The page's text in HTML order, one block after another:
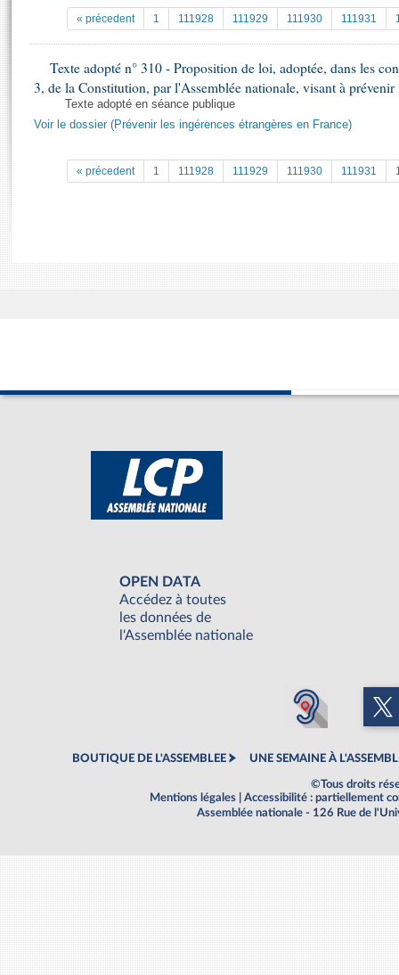
Documents parlementaires
Propositions de loi
Amendements
Textes adoptés
Rapports d'enquête
Histoire
Juniors
Anciennes législatures
Les archives
Photos libres de droit
« précedent 1 111928 111929 111930 111931
Texte adopté n° 310 - Proposition de loi, adoptée, dans les
3, de la Constitution, par l'Assemblée nationale, visant à prévenir
Texte adopté en séance publique
Voir le dossier (Prévenir les ingérences étrangères en France)
« précedent 1 111928 111929 111930 111931
OPEN DATA
Accédez à toutes
les données de
l'Assemblée nationale
BOUTIQUE DE L'ASSEMBLEE UNE SEMAINE À
©Tous droits
Mentions légales
Accessibilité : partiellement
Assemblée nationale - 126 Rue de